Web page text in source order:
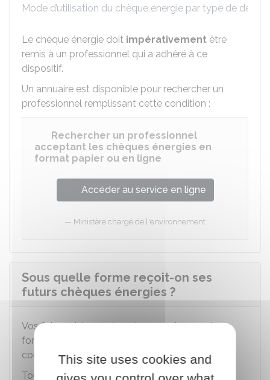
Mode d’utilisation du chèque énergie par type de
Le chèque énergie doit impérativement être
remis à un professionnel qui a adhéré à ce
dispositif.
Un annuaire est disponible pour rechercher un
professionnel remplissant cette condition :
Rechercher un professionnel
acceptant les chèques énergies en
format papier ou en ligne
Accéder au service en ligne
Ministère chargé de l'environnement
Sous quelle forme reçoit-on ses
futurs chèques énergies ?
Vos futurs chèques énergies seront envoyés en
format papier si vous continuez à respecter les
conditions pour en bénéficier.
Toutefois, si vous le souhaitez, vous pouvez
This site uses cookies and